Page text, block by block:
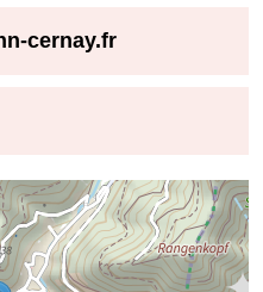
cernay.fr